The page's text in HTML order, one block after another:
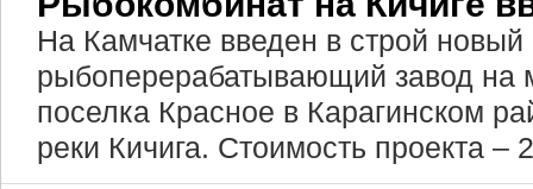
На Камчатке введен в строй новый
рыбоперерабатывающий завод на
поселка Красное в Карагинском
реки Кичига. Стоимость проекта –